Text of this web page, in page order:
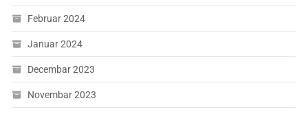
Februar 2024
Januar 2024
Decembar 2023
Novembar 2023